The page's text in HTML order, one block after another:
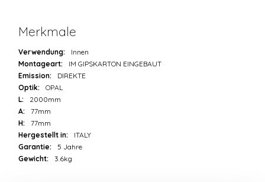
Merkmale
Verwendung:
Innen
Montageart:
IM GIPSKARTON EINGEBAUT
Emission:
DIREKTE
Optik:
OPAL
L:
2000mm
A:
77mm
H:
77mm
Hergestellt in:
ITALY
Garantie:
5 Jahre
Gewicht:
3.6kg